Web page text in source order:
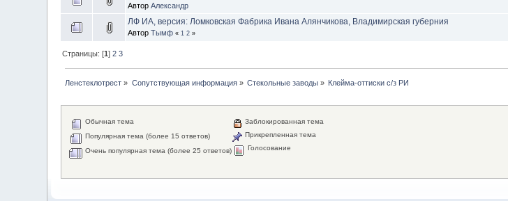
АвторАлександр
ЛФ ИА, версия: Ломковская Фабрика Ивана Алянчикова, Владимирская губерния
АвторТымф « 1 2 »
Страницы: [1]2 3
Ленстеклотрест » Сопутствующая информация» Стекольные заводы » Клейма-оттиски с/з РИ
Обычная тема
Популярная тема (более 15 ответов)
Очень популярная тема (более 25 ответов)
Заблокированная тема
Прикрепленная тема
Голосование